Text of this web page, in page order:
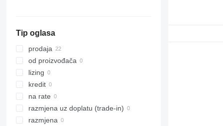
Tip oglasa
prodaja
od proizvođača
lizing
kredit
na rate
razmjena uz doplatu (trade-in)
razmjena